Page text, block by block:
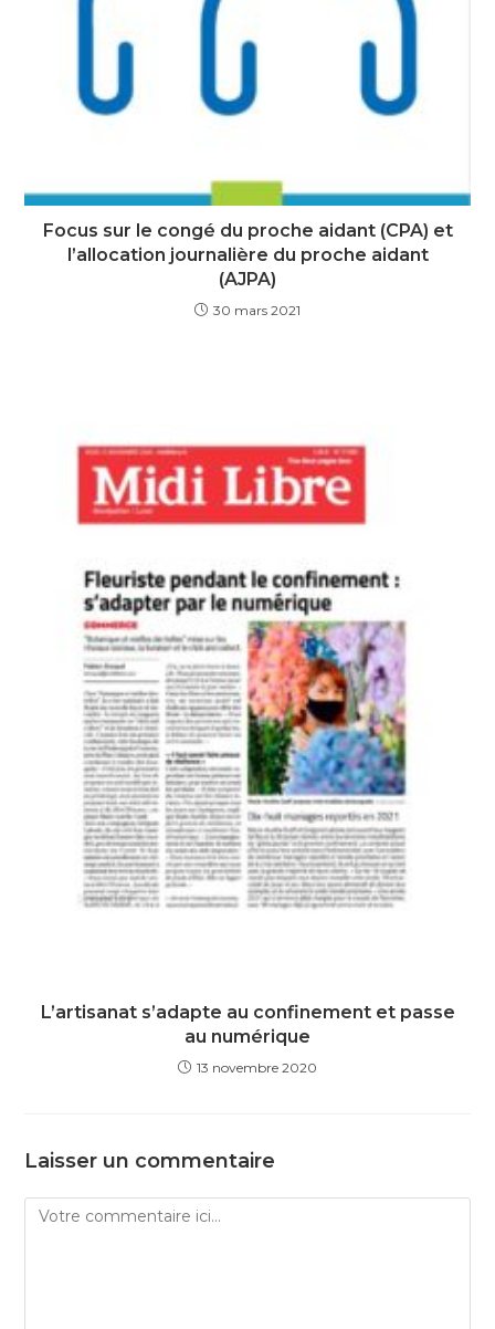
Focus sur le congé du proche aidant (CPA) et
l’allocation journalière du proche aidant
(AJPA)
30 mars 2021
L’artisanat s’adapte au confinement et passe
au numérique
13 novembre 2020
Laisser un commentaire